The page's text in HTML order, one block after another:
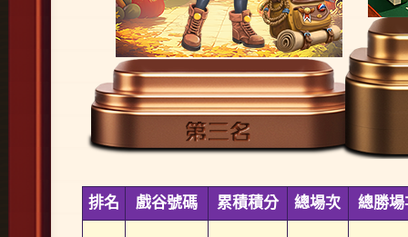
排名 戲谷號碼 累積積分 總場次 總勝